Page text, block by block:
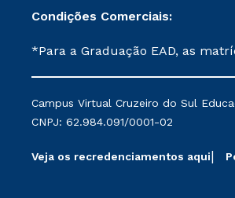
Condições Comerciais:
*Para a Graduação EAD, as
mantidos conforme negociação.
serviços.
Campus Virtual Cruzeiro do Sul
CNPJ: 62.984.091/0001-02
Veja os recredenciamentos aqui